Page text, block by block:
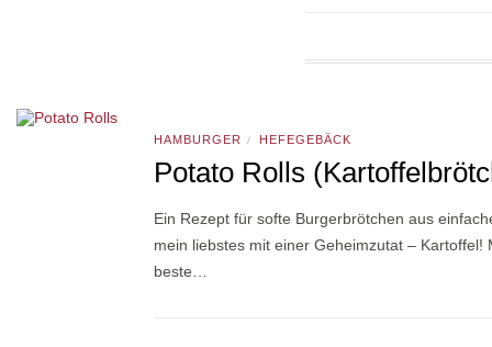
HAMBURGER / HEFEGEBÄCK
Potato Rolls
Ein Rezept für softe Burgerbrötchen aus
mein liebstes mit einer Geheimzutat –
beste…